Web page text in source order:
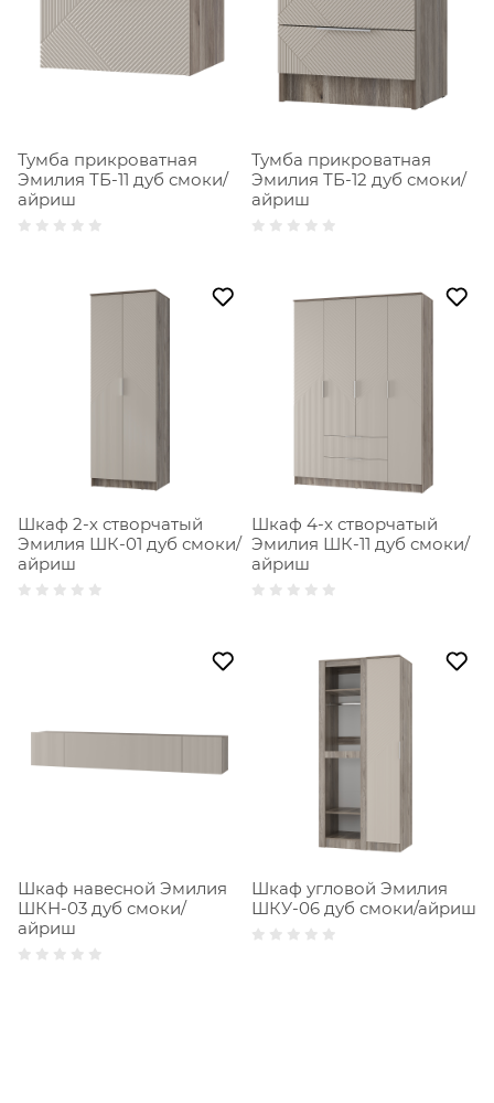
Тумба прикроватная
Эмилия ТБ-11 дуб смоки/
айриш
Тумба прикроватная
Эмилия ТБ-12 дуб смоки/
айриш
Шкаф 2-х створчатый
Эмилия ШК-01 дуб смоки/
айриш
Шкаф 4-х створчатый
Эмилия ШК-11 дуб смоки/
айриш
Шкаф навесной Эмилия
ШКН-03 дуб смоки/
айриш
Шкаф угловой Эмилия
ШКУ-06 дуб смоки/айриш